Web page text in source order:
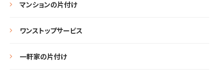
マンションの片付け
ワンストップサービス
一軒家の片付け